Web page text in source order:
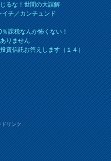
るな！世間の大誤解
チ／カンチュンド
課税なんか怖くない！
りません
資信託お答えします（１４）
ドリンク